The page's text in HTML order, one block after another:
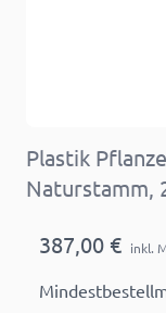
Plastik
Naturstamm,
387,00 € inkl.